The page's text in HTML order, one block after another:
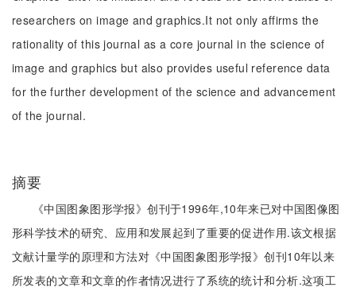
researchers on image and graphics.It not only affirms the
rationality of this journal as a core journal in the science of
image and graphics but also provides useful reference data
for the further development of the science and advancement
of the journal.
摘要
《中国图象图形学报》创刊于1996年,10年来已对中国图像图
形科学技术的研究、应用和发展起到了重要的促进作用.该文根据
文献计量学的原理和方法对《中国图象图形学报》创刊10年以来
所发表的文章和文章的作者情况进行了系统的统计和分析.这项工